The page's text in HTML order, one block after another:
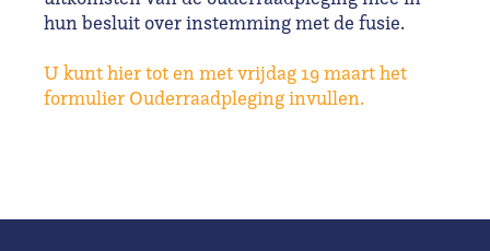
hun besluit over instemming met de fusie.
U kunt hier tot en met vrijdag 19 maart het
formulier Ouderraadpleging invullen.